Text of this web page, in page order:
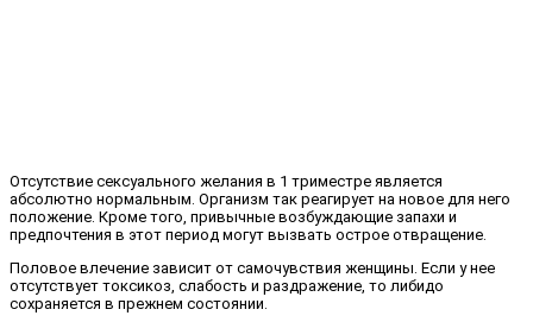
Отсутствие сексуального желания в 1 триместре является
абсолютно нормальным. Организм так реагирует на новое для него
положение. Кроме того, привычные возбуждающие запахи и
предпочтения в этот период могут вызвать острое отвращение.
Половое влечение зависит от самочувствия женщины. Если у нее
отсутствует токсикоз, слабость и раздражение, то либидо
сохраняется в прежнем состоянии.